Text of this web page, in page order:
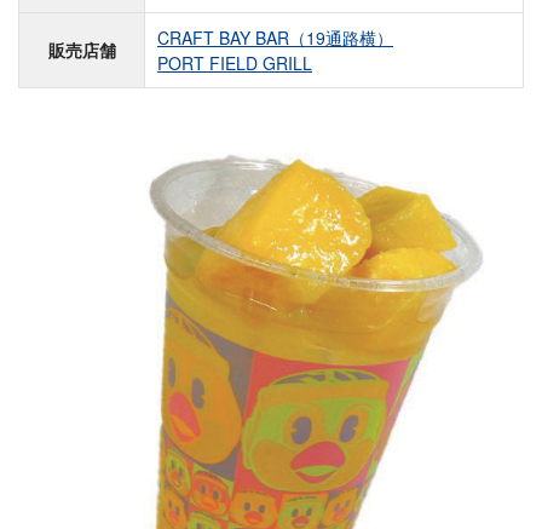
販売店舗
CRAFT BAY BAR（19通路横）
PORT FIELD GRILL